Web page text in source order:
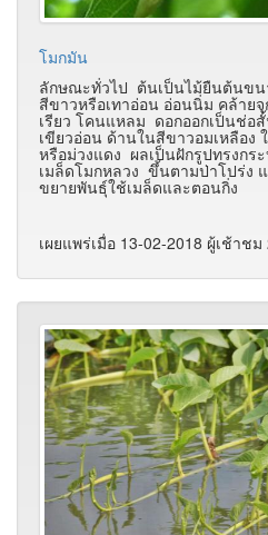
โมกมัน
ลักษณะทั่วไป ต้นเป็นไม้ยืนต้นขน
สีขาวหรือเทาอ่อน อ่อนนิ่ม คล้าย
เรียว โคนแหลม ดอกออกเป็นช่อ
เขียวอ่อน ด้านในสีขาวอมเหลือง
หรือม่วงแดง ผลเป็นฝักรูปทรงกร
เมล็ดโมกหลวง ขึ้นตามป่าโปร่ง
ขยายพันธุ์ใช้เมล็ดและตอนกิ่ง
เผยแพร่เมื่อ 13-02-2018 ผู้เช้าชม